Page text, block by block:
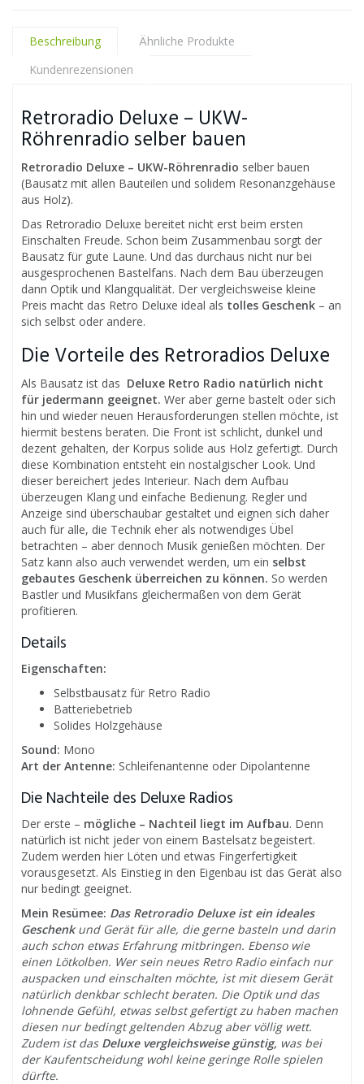
Beschreibung
Ähnliche Produkte
Kundenrezensionen
Retroradio Deluxe – UKW-
Röhrenradio selber bauen
Retroradio Deluxe – UKW-Röhrenradio selber bauen
(Bausatz mit allen Bauteilen und solidem Resonanzgehäuse
aus Holz).
Das Retroradio Deluxe bereitet nicht erst beim ersten
Einschalten Freude. Schon beim Zusammenbau sorgt der
Bausatz für gute Laune. Und das durchaus nicht nur bei
ausgesprochenen Bastelfans. Nach dem Bau überzeugen
dann Optik und Klangqualität. Der vergleichsweise kleine
Preis macht das Retro Deluxe ideal als tolles Geschenk – an
sich selbst oder andere.
Die Vorteile des Retroradios Deluxe
Als Bausatz ist das Deluxe Retro Radio natürlich nicht
für jedermann geeignet. Wer aber gerne bastelt oder sich
hin und wieder neuen Herausforderungen stellen möchte, ist
hiermit bestens beraten. Die Front ist schlicht, dunkel und
dezent gehalten, der Korpus solide aus Holz gefertigt. Durch
diese Kombination entsteht ein nostalgischer Look. Und
dieser bereichert jedes Interieur. Nach dem Aufbau
überzeugen Klang und einfache Bedienung. Regler und
Anzeige sind überschaubar gestaltet und eignen sich daher
auch für alle, die Technik eher als notwendiges Übel
betrachten – aber dennoch Musik genießen möchten. Der
Satz kann also auch verwendet werden, um ein selbst
gebautes Geschenk überreichen zu können. So werden
Bastler und Musikfans gleichermaßen von dem Gerät
profitieren.
Details
Eigenschaften:
Selbstbausatz für Retro Radio
Batteriebetrieb
Solides Holzgehäuse
Sound: Mono
Art der Antenne: Schleifenantenne oder Dipolantenne
Die Nachteile des Deluxe Radios
Der erste – mögliche – Nachteil liegt im Aufbau. Denn
natürlich ist nicht jeder von einem Bastelsatz begeistert.
Zudem werden hier Löten und etwas Fingerfertigkeit
vorausgesetzt. Als Einstieg in den Eigenbau ist das Gerät also
nur bedingt geeignet.
Mein Resümee: Das Retroradio Deluxe ist ein ideales
Geschenkund Gerät für alle, die gerne basteln und darin
auch schon etwas Erfahrung mitbringen. Ebenso wie
einen Lötkolben. Wer sein neues Retro Radio einfach nur
auspacken und einschalten möchte, ist mit diesem Gerät
natürlich denkbar schlecht beraten. Die Optik und das
lohnende Gefühl, etwas selbst gefertigt zu haben machen
diesen nur bedingt geltenden Abzug aber völlig wett.
Zudem ist das Deluxe vergleichsweise günstig, was bei
der Kaufentscheidung wohl keine geringe Rolle spielen
dürfte.